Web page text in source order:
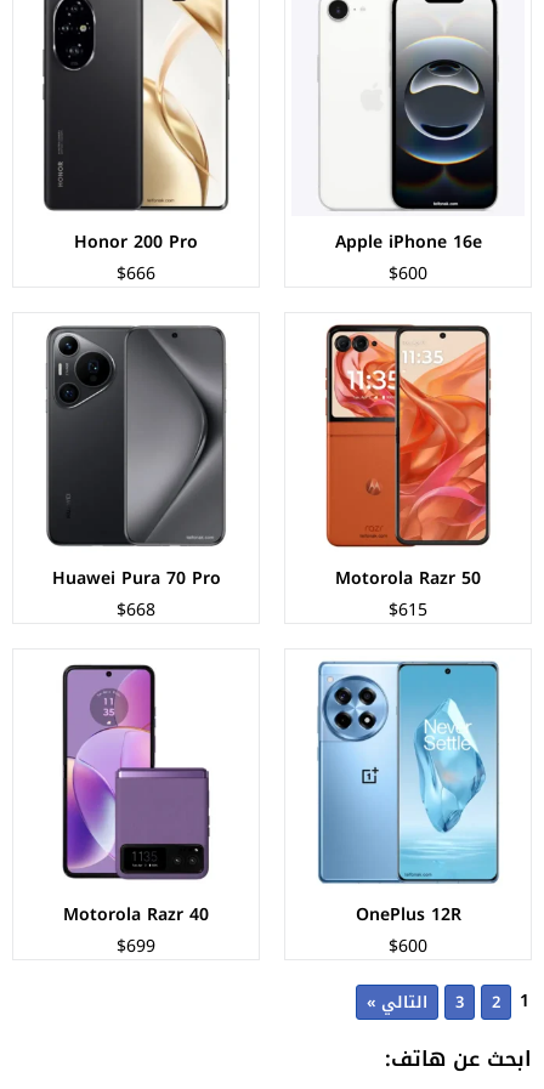
Apple iPhone 16e
$600
Honor 200 Pro
$666
Motorola Razr 50
$615
الشاشة:LTPO AMOLED بحجم 6.9 بوصة بدقة FHD+
المعالج:Mediatek Dimensity 7300X
الكاميرات:خلفية 50+13 م.ب/ امامية 32 م.ب.
الذاكرة+الرام:
نظام التشغيل:Android 14
البطارية:4200 مللي امبير - 30 واط
عرض المواصفات ←
Huawei Pura 70 Pro
$668
الشاشة:LTPO OLED بحجم 6.8 بوصة بدقة 1260px
المعالج:
الكاميرات:
خلفية 50+48+12.5 م.ب/ أمامية 13 م.ب
الذاكرة+الرام:256/512/1024 + 12 جيجابايت
نظام التشغيل:
البطارية:5050 مللي امبير - 100 واط
عرض المواصفات ←
OnePlus 12R
$600
الشاشة:LTPO AMOLED بحجم 6.78 بوصة بدقة 1264p
المعالج:Qualcomm Snapdragon 8 Gen 2
الكاميرات:خلفية 50+8+2 م.ب/ امامية 16 م.ب
الذاكرة+الرام:128/256 + 8/16 جيجابايت
نظام التشغيل:Android 14
البطارية:5500 مللي أمبير - 100 واط
عرض المواصفات ←
Motorola Razr 40
$699
الشاشة:LTPO AMOLED بحجم 6.9 بوصة بدقة FHD+
المعالج:Qualcomm Snapdragon 7 Gen 1
الكاميرات:
الذاكرة+الرام:
نظام التشغيل:
البطارية:4200 مللي امبير - 30 واط
عرض المواصفات ←
1
2
3 التالي »
ابحث عن هاتف: